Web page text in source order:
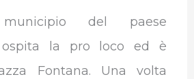
del paese
ospita la pro loco ed è
Fontana. Una volta